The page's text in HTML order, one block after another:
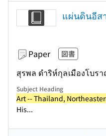
แผ่นดินอีส
Paper 図書
สุรพล ดำริห์กุลเมืองโบร
Subject Heading
Art -- Thailand,
His...